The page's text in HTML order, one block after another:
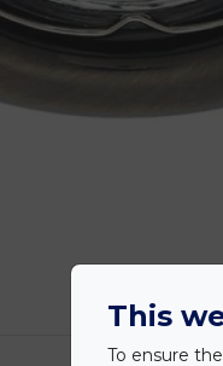
This
To ensure